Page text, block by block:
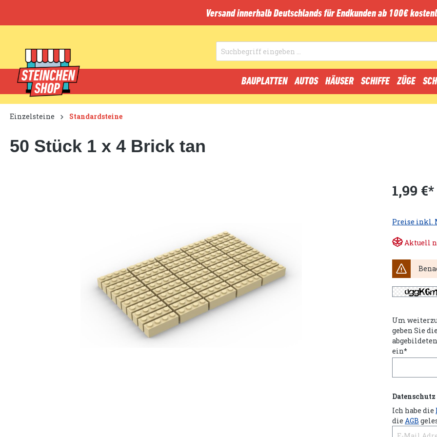
Versand innerhalb Deutschlands für Endkunden ab 100€
BAUPLATTEN AUTOS HÄUSER SCHIFFE ZÜGE
Einzelsteine Standardsteine
50 Stück 1 x 4 Brick tan
1,99 €*
Preise inkl.
Aktuell
Um
geben Sie
ein*
Datenschutz
Ich habe die
die AGB